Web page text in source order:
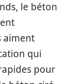
le béton
aiment
qui
pour